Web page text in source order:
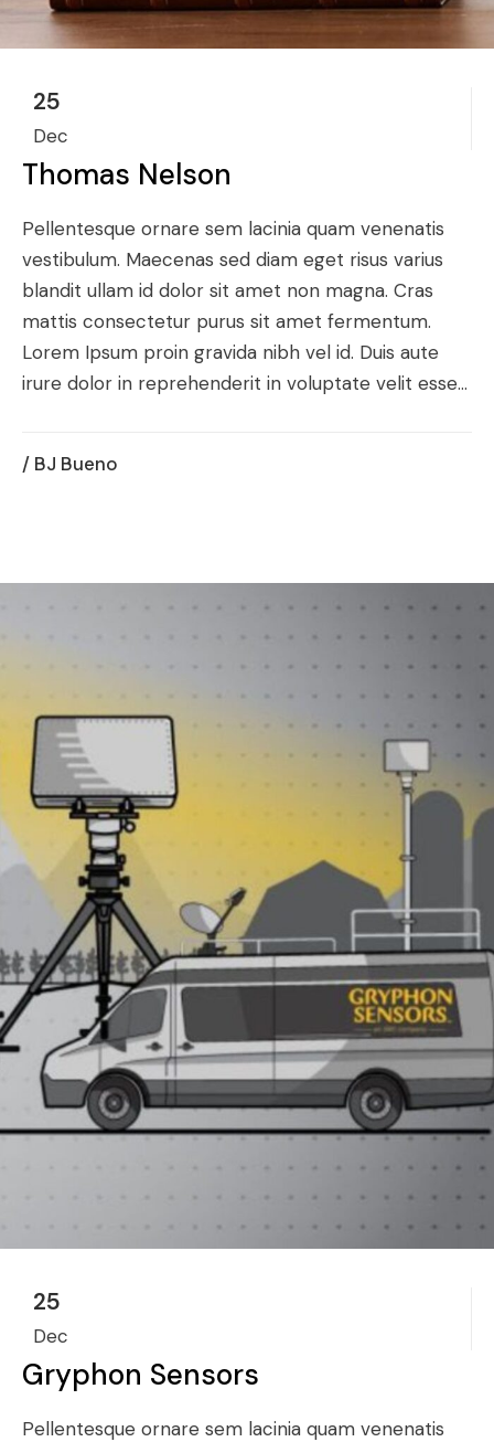
25
Dec
Thomas Nelson
Pellentesque ornare sem lacinia quam venenatis
vestibulum. Maecenas sed diam eget risus varius
blandit ullam id dolor sit amet non magna. Cras
mattis consectetur purus sit amet fermentum.
Lorem Ipsum proin gravida nibh vel id. Duis aute
irure dolor in reprehenderit in voluptate velit esse...
/ BJ Bueno
25
Dec
Gryphon Sensors
Pellentesque ornare sem lacinia quam venenatis